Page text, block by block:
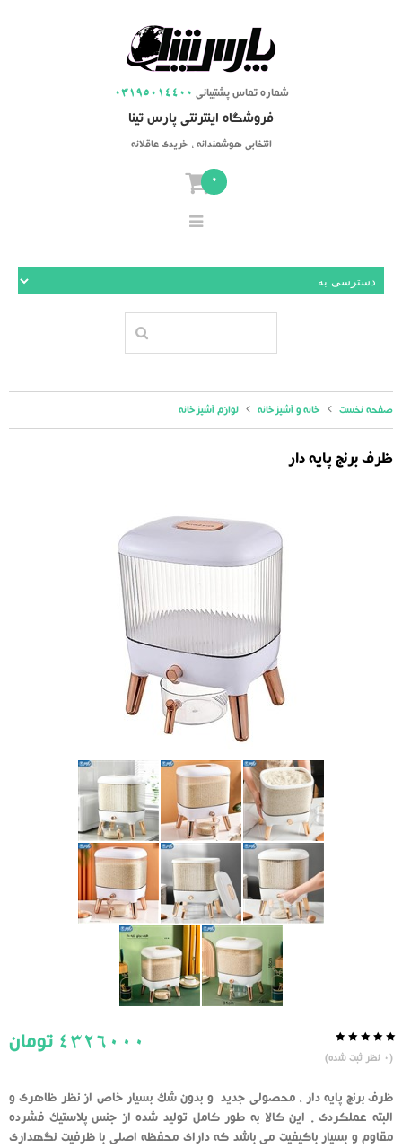
03195014400 شماره تماس پشتیبانی
فروشگاه اینترنتی پارس تینا
انتخابی هوشمندانه ، خریدی عاقلانه
0
صفحه نخست خانه و آشپزخانه لوازم آشپزخانه
ظرف برنج پایه دار
از
50
رای
دهنده
(
0 نظر ثبت شده)
4326000 تومان
ظرف برنج پایه دار ، محصولی جدید و بدون شک بسیار خاص از نظر ظاهری و
البته عملکردی . این کالا به طور کامل تولید شده از جنس پلاستیک فشرده
مقاوم و بسیار باکیفیت می باشد که دارای محفظه اصلی با ظرفیت نگهداری